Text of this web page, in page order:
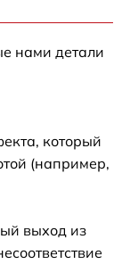
нами детали
который
(например,
выход из